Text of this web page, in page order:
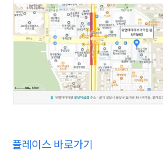
플레이스 바로가기